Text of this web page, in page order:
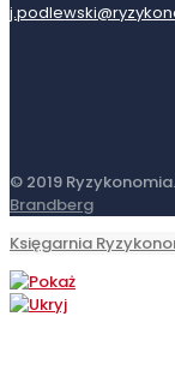
© 2019
Brandberg
Księgarnia